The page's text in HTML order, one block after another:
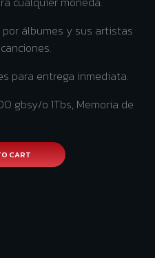
álbumes y sus artistas
para entrega inmediata.
gbsy/o 1Tbs, Memoria de
CART